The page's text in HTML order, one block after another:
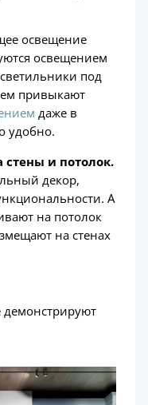
освещение
освещением
светильники под
привыкают
даже в
удобно.
стены и потолок.
декор,
А
на потолок
на стенах